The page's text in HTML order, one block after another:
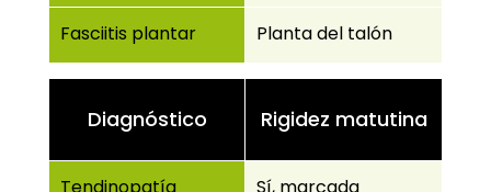
Fasciitis plantar Planta del talón
Diagnóstico Rigidez matutina